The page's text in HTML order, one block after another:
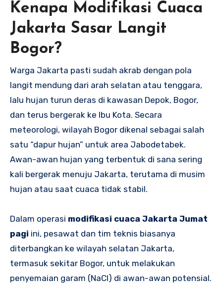
Kenapa Modifikasi Cuaca
Jakarta Sasar Langit
Bogor?
Warga Jakarta pasti sudah akrab dengan pola
langit mendung dari arah selatan atau tenggara,
lalu hujan turun deras di kawasan Depok, Bogor,
dan terus bergerak ke Ibu Kota. Secara
meteorologi, wilayah Bogor dikenal sebagai salah
satu “dapur hujan” untuk area Jabodetabek.
Awan-awan hujan yang terbentuk di sana sering
kali bergerak menuju Jakarta, terutama di musim
hujan atau saat cuaca tidak stabil.
Dalam operasi modifikasi cuaca Jakarta Jumat
pagi ini, pesawat dan tim teknis biasanya
diterbangkan ke wilayah selatan Jakarta,
termasuk sekitar Bogor, untuk melakukan
penyemaian garam (NaCl) di awan-awan potensial.